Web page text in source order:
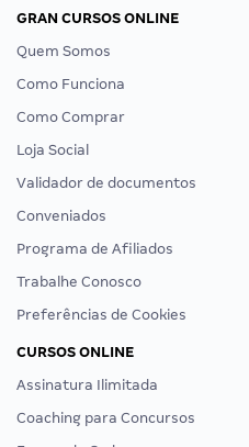
GRAN CURSOS ONLINE
Quem Somos
Como Funciona
Como Comprar
Loja Social
Validador de documentos
Conveniados
Programa de Afiliados
Trabalhe Conosco
Preferências de Cookies
CURSOS ONLINE
Assinatura Ilimitada
Coaching para Concursos